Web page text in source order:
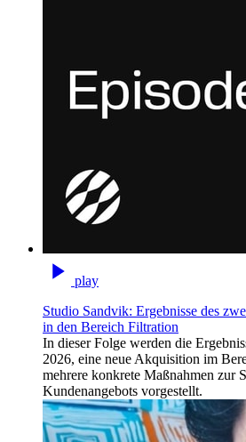
play
Studio Sandvik: Ergebnisse des
in den Bereich Filtration
In dieser Folge werden die
2026, eine neue Akquisition im
mehrere konkrete Maßnahmen zur
Kundenangebots vorgestellt.